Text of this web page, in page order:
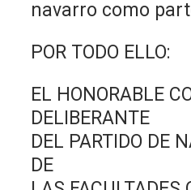
navarro como
POR TODO ELLO:
EL HONORABLE
DELIBERANTE
DEL PARTIDO DE
DE